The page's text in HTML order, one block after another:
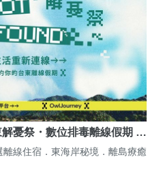
憂祭・數位排毒離線假期 …
線住宿．東海岸秘境．離島療癒